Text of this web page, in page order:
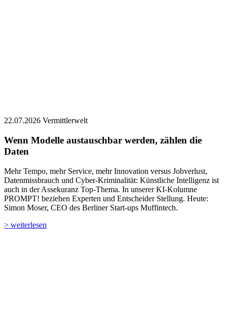
22.07.2026 Vermittlerwelt
Wenn Modelle austauschbar werden, zählen die
Daten
Mehr Tempo, mehr Service, mehr Innovation versus Jobverlust,
Datenmissbrauch und Cyber-Kriminalität: Künstliche Intelligenz ist
auch in der Assekuranz Top-Thema. In unserer KI-Kolumne
PROMPT! beziehen Experten und Entscheider Stellung. ­­Heute:
Simon Moser, CEO des Berliner Start-ups Muffintech.
> weiterlesen